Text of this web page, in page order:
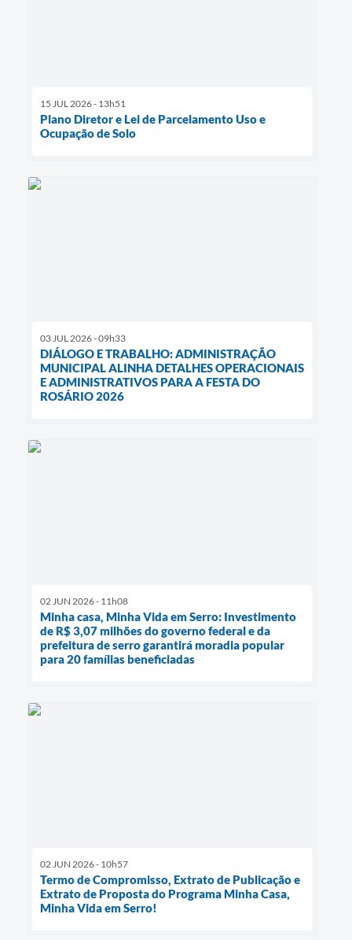
15 JUL 2026 - 13h51
Plano Diretor e Lei de Parcelamento Uso e
Ocupação de Solo
03 JUL 2026 - 09h33
DIÁLOGO E TRABALHO: ADMINISTRAÇÃO
MUNICIPAL ALINHA DETALHES OPERACIONAIS
E ADMINISTRATIVOS PARA A FESTA DO
ROSÁRIO 2026
02 JUN 2026 - 11h08
Minha casa, Minha Vida em Serro: Investimento
de R$ 3,07 milhões do governo federal e da
prefeitura de serro garantirá moradia popular
para 20 famílias beneficiadas
02 JUN 2026 - 10h57
Termo de Compromisso, Extrato de Publicação e
Extrato de Proposta do Programa Minha Casa,
Minha Vida em Serro!